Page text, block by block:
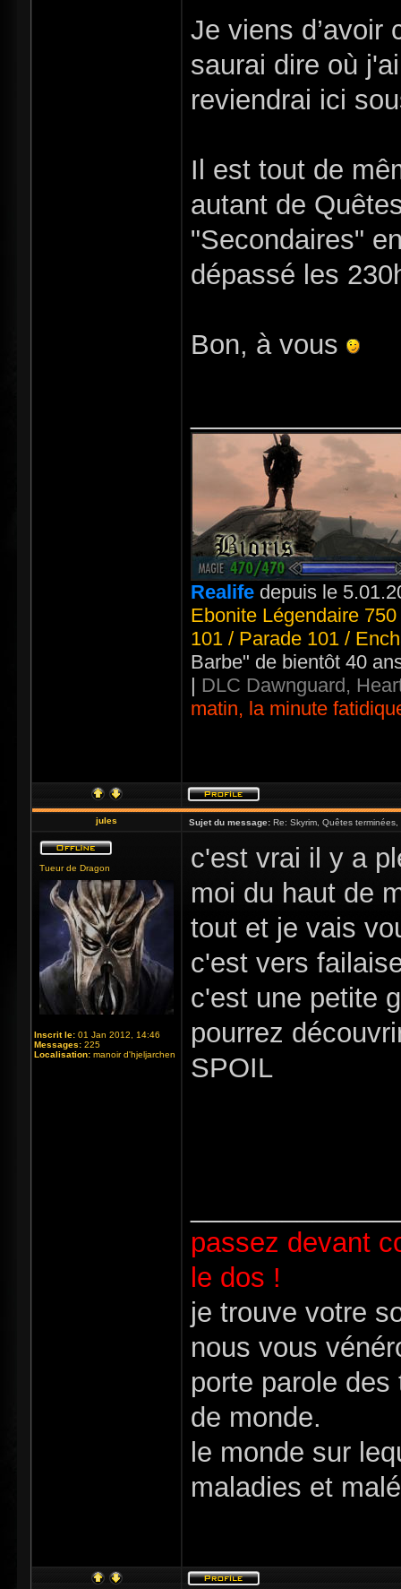
Je viens d’avoir
saurai dire où
reviendrai ici
Il est tout de
autant de
"Secondaires"
dépassé les
Bon, à vous
Realife depuis le
Ebonite Légendaire
101 / Parade 101 /
Barbe" de bientôt 40
| DLC Dawnguard,
matin, la minute
jules Sujet du message: Re: Skyrim, Quêtes
Tueur de Dragon
Inscrit le: 01 Jan 2012, 14:46
Messages: 225
Localisation: manoir d'hjeljarchen
c'est vrai il y a
moi du haut de
tout et je vais
c'est vers
c'est une petite
pourrez
SPOIL
passez devant
le dos !
je trouve votre
nous vous
porte parole
de monde.
le monde sur
maladies et